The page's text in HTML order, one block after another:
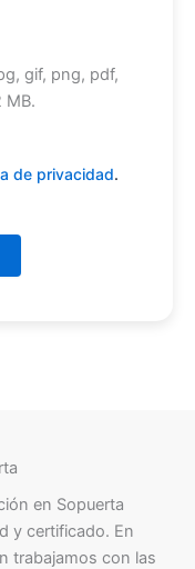
gif, png, pdf,
MB.
de privacidad.
en Sopuerta
y certificado. En
trabajamos con las